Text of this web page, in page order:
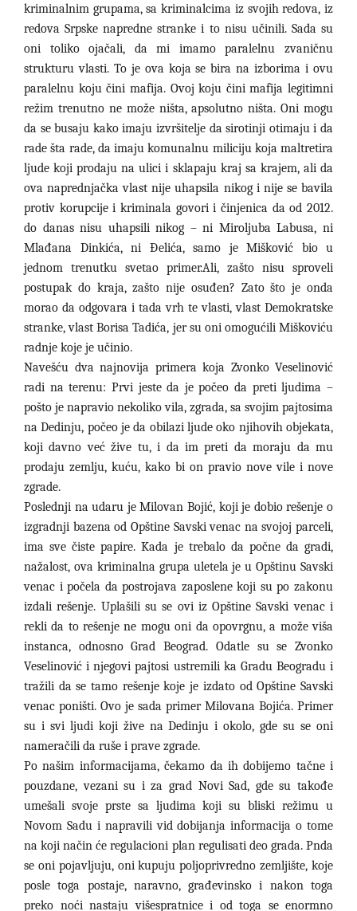
kriminalnim grupama, sa kriminalcima iz svojih redova, iz
redova Srpske napredne stranke i to nisu učinili. Sada su
oni toliko ojačali, da mi imamo paralelnu zvaničnu
strukturu vlasti. To je ova koja se bira na izborima i ovu
paralelnu koju čini mafija. Ovoj koju čini mafija legitimni
režim trenutno ne može ništa, apsolutno ništa. Oni mogu
da se busaju kako imaju izvršitelje da sirotinji otimaju i da
rade šta rade, da imaju komunalnu miliciju koja maltretira
ljude koji prodaju na ulici i sklapaju kraj sa krajem, ali da
ova naprednjačka vlast nije uhapsila nikog i nije se bavila
protiv korupcije i kriminala govori i činjenica da od 2012.
do danas nisu uhapsili nikog – ni Miroljuba Labusa, ni
Mlađana Dinkića, ni Đelića, samo je Mišković bio u
jednom trenutku svetao primer.Ali, zašto nisu sproveli
postupak do kraja, zašto nije osuđen? Zato što je onda
morao da odgovara i tada vrh te vlasti, vlast Demokratske
stranke, vlast Borisa Tadića, jer su oni omogućili Miškoviću
radnje koje je učinio.
Navešću dva najnovija primera koja Zvonko Veselinović
radi na terenu: Prvi jeste da je počeo da preti ljudima –
pošto je napravio nekoliko vila, zgrada, sa svojim pajtosima
na Dedinju, počeo je da obilazi ljude oko njihovih objekata,
koji davno već žive tu, i da im preti da moraju da mu
prodaju zemlju, kuću, kako bi on pravio nove vile i nove
zgrade.
Poslednji na udaru je Milovan Bojić, koji je dobio rešenje o
izgradnji bazena od Opštine Savski venac na svojoj parceli,
ima sve čiste papire. Kada je trebalo da počne da gradi,
nažalost, ova kriminalna grupa uletela je u Opštinu Savski
venac i počela da postrojava zaposlene koji su po zakonu
izdali rešenje. Uplašili su se ovi iz Opštine Savski venac i
rekli da to rešenje ne mogu oni da opovrgnu, a može viša
instanca, odnosno Grad Beograd. Odatle su se Zvonko
Veselinović i njegovi pajtosi ustremili ka Gradu Beogradu i
tražili da se tamo rešenje koje je izdato od Opštine Savski
venac poništi. Ovo je sada primer Milovana Bojića. Primer
su i svi ljudi koji žive na Dedinju i okolo, gde su se oni
nameračili da ruše i prave zgrade.
Po našim informacijama, čekamo da ih dobijemo tačne i
pouzdane, vezani su i za grad Novi Sad, gde su takođe
umešali svoje prste sa ljudima koji su bliski režimu u
Novom Sadu i napravili vid dobijanja informacija o tome
na koji način će regulacioni plan regulisati deo grada. Pnda
se oni pojavljuju, oni kupuju poljoprivredno zemljište, koje
posle toga postaje, naravno, građevinsko i nakon toga
preko noći nastaju višespratnice i od toga se enormno